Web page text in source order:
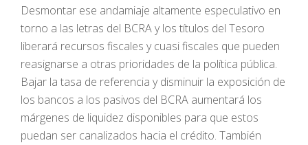
Desmontar ese andamiaje altamente especulativo en
torno a las letras del BCRA y los títulos del Tesoro
liberará recursos fiscales y cuasi fiscales que pueden
reasignarse a otras prioridades de la política pública.
Bajar la tasa de referencia y disminuir la exposición de
los bancos a los pasivos del BCRA aumentará los
márgenes de liquidez disponibles para que estos
puedan ser canalizados hacia el crédito. También